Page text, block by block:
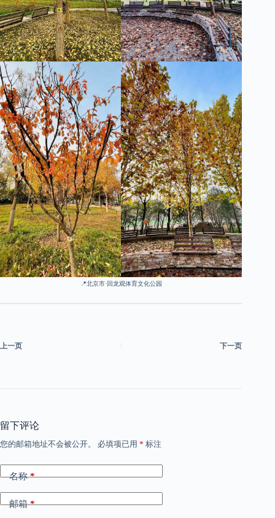
📍北京市·回龙观体育文化公园
上一页 下一页
留下评论
您的邮箱地址不会被公开。 必填项已用 * 标注
名称*
邮箱*